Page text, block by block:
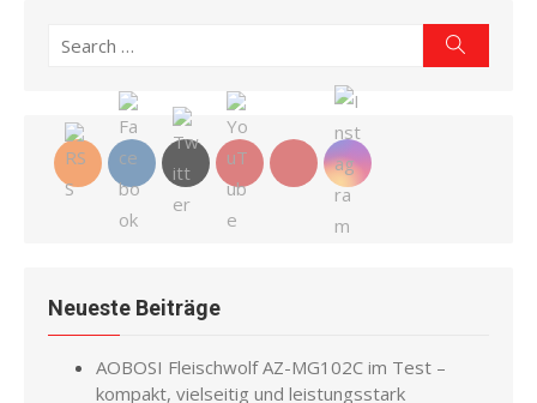
Search
Neueste Beiträge
AOBOSI Fleischwolf AZ-MG102C im Test –
kompakt, vielseitig und leistungsstark